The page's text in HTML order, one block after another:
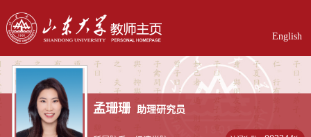
English
孟珊珊 助理研究员